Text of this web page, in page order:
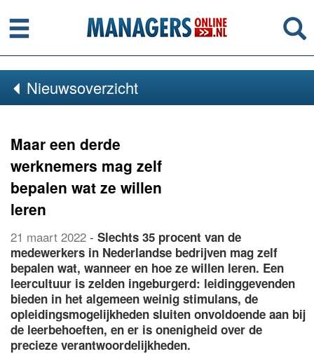
Menu
Nieuwsoverzicht
Maar een derde
werknemers mag zelf
bepalen wat ze willen
leren
21 maart 2022 - Slechts 35 procent van de
medewerkers in Nederlandse bedrijven mag zelf
bepalen wat, wanneer en hoe ze willen leren. Een
leercultuur is zelden ingeburgerd: leidinggevenden
bieden in het algemeen weinig stimulans, de
opleidingsmogelijkheden sluiten onvoldoende aan bij
de leerbehoeften, en er is onenigheid over de
precieze verantwoordelijkheden.